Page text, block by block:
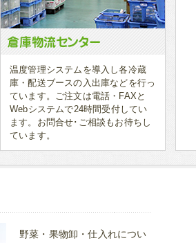
温度管理システムを導入し各冷蔵
庫・配送ブースの入出庫などを行っ
ています。ご注文は電話・FAXと
Webシステムで24時間受付してい
ます。お問合せ･ご相談もお待ちし
ています。
野菜・果物卸・仕入れについ